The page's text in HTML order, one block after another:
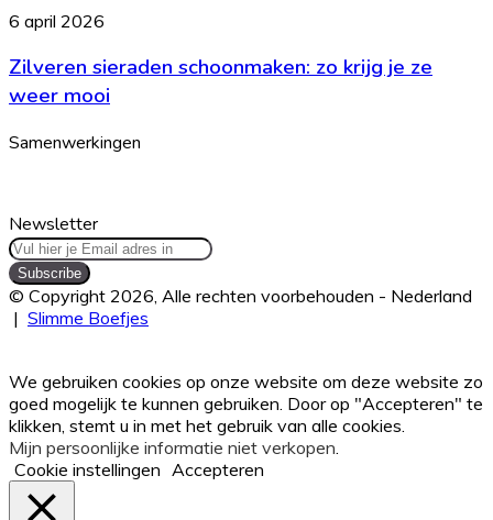
voor
Zilveren
schoonmaken:
krijg
ze
6 april 2026
Zilveren sieraden schoonmaken: zo krijg je ze
weer mooi
Samenwerkingen
Newsletter
Vul
hier
je
Email
adres
© Copyright 2026, Alle rechten voorbehouden - Nederland
| Slimme Boefjes
top
button
We gebruiken cookies op onze website om deze website zo
goed mogelijk te kunnen gebruiken. Door op "Accepteren" te
klikken, stemt u in met het gebruik van alle cookies.
Mijn persoonlijke informatie niet verkopen
Cookie instellingen Accepteren